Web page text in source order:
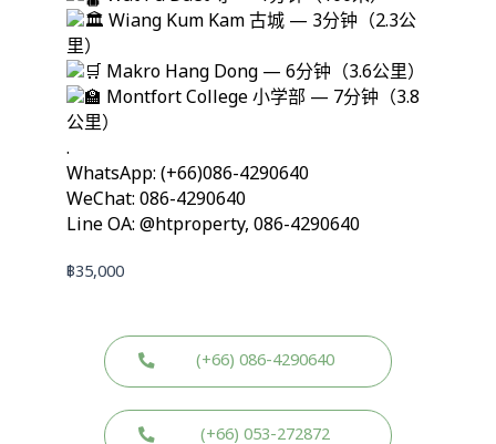
Wiang Kum Kam 古城 — 3分钟（2.3公
里）
Makro Hang Dong — 6分钟（3.6公里）
Montfort College 小学部 — 7分钟（3.8
公里）
.
WhatsApp: (+66)086-4290640
WeChat: 086-4290640
Line OA: @htproperty, 086-4290640
฿35,000
(+66) 086-4290640
(+66) 053-272872